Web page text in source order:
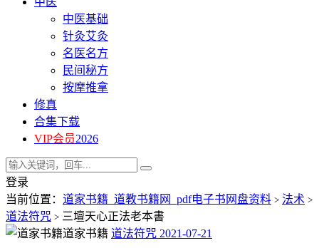
中医基础
针灸艾灸
名医名方
民间秘方
按摩推拿
修真
合集下载
VIP会员2026
登录
当前位置： 道家书籍_道教书籍网_pdf电子书网盘资料 > 法术 >
道法符咒 > 三壇天心正法老本書
道家书籍 道法符咒 2021-07-21